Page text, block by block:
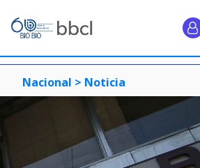
Nacional > Noticia